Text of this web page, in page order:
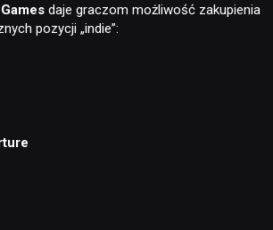
daje graczom możliwość zakupienia
pozycji „indie”: